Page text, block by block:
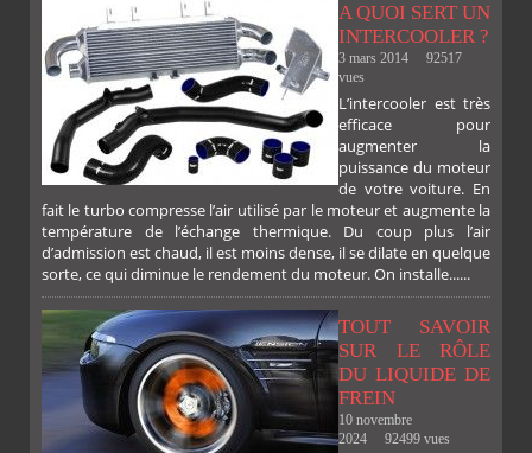
TWITTERGOOGLEPINTEREST
A QUOI SERT UN
INTERCOOLER ?
3 mars 2014
92517
vues
L’intercooler est très
efficace pour
augmenter la
puissance du moteur
de votre voiture. En
fait le turbo compresse l’air utilisé par le moteur et augmente la
température de l’échange thermique. Du coup plus l’air
d’admission est chaud, il est moins dense, il se dilate en quelque
sorte, ce qui diminue le rendement du moteur. On installe......
TOUT SAVOIR
SUR LE RÔLE
DU LIQUIDE DE
FREIN
10 novembre
2024
92499 vues